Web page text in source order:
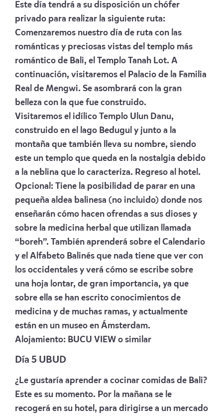
Este día tendrá a su disposición un chófer
privado para realizar la siguiente ruta:
Comenzaremos nuestro día de ruta con las
románticas y preciosas vistas del templo más
romántico de Bali, el Templo Tanah Lot. A
continuación, visitaremos el Palacio de la Familia
Real de Mengwi. Se asombrará con la gran
belleza con la que fue construido.
Visitaremos el idílico Templo Ulun Danu,
construido en el lago Bedugul y junto a la
montaña que también lleva su nombre, siendo
este un templo que queda en la nostalgia debido
a la neblina que lo caracteriza. Regreso al hotel.
Opcional: Tiene la posibilidad de parar en una
pequeña aldea balinesa (no incluido) donde nos
enseñarán cómo hacen ofrendas a sus dioses y
sobre la medicina herbal que utilizan llamada
“boreh”. También aprenderá sobre el Calendario
y el Alfabeto Balinés que nada tiene que ver con
los occidentales y verá cómo se escribe sobre
una hoja lontar, de gran importancia, ya que
sobre ella se han escrito conocimientos de
medicina y de muchas ramas, y actualmente
están en un museo en Ámsterdam.
Alojamiento: BUCU VIEW o similar
Día 5 UBUD
¿Le gustaría aprender a cocinar comidas de Bali?
Este es su momento. Por la mañana se le
recogerá en su hotel, para dirigirse a un mercado